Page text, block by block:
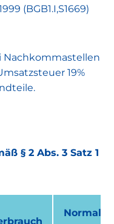
(BGB1.I,S1669)
Nachkommastellen
19%
§ 2 Abs. 3 Satz 1